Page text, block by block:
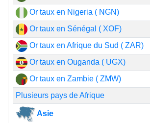
Or taux en Nigeria ( NGN)
Or taux en Sénégal ( XOF)
Or taux en Afrique du Sud ( ZAR)
Or taux en Ouganda ( UGX)
Or taux en Zambie ( ZMW)
Plusieurs pays de Afrique
Asie